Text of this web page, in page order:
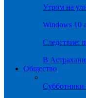
Утром на
Windows 10
Следствие:
В
Общество
Субботники